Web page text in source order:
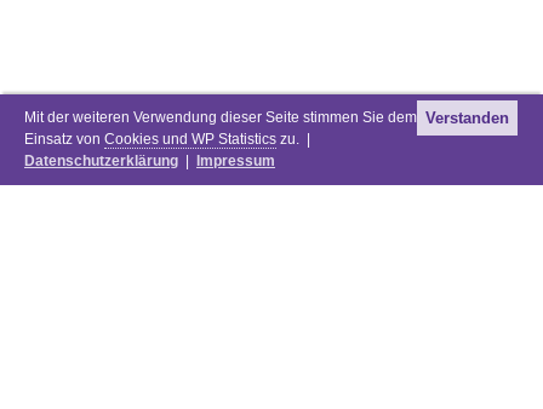
Mit der weiteren Verwendung dieser Seite stimmen Sie dem
Einsatz von Cookies und WP Statistics zu. |
Datenschutzerklärung
Impressum
Verstanden